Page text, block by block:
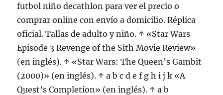
futbol niño decathlon para ver el precio o
comprar online con envío a domicilio. Réplica
oficial. Tallas de adulto y niño. ↑ «Star Wars
Episode 3 Revenge of the Sith Movie Review»
(en inglés). ↑ «Star Wars: The Queen’s Gambit
(2000)» (en inglés). ↑ a b c d e f g h i j k «A
Quest’s Completion» (en inglés). ↑ a b